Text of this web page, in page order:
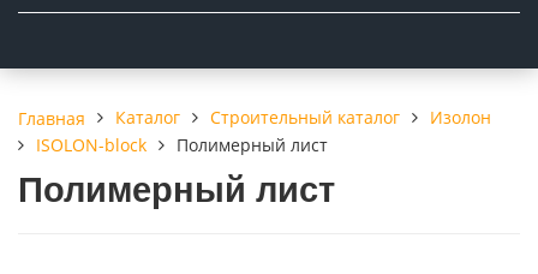
Главная Каталог Строительный каталог
Изолон
ISOLON-block
Полимерный лист
Полимерный лист